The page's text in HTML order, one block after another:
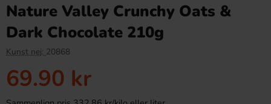
Nature Valley Crunchy Oats &
Dark Chocolate 210g
Kunst nej: 20868
69.90 kr